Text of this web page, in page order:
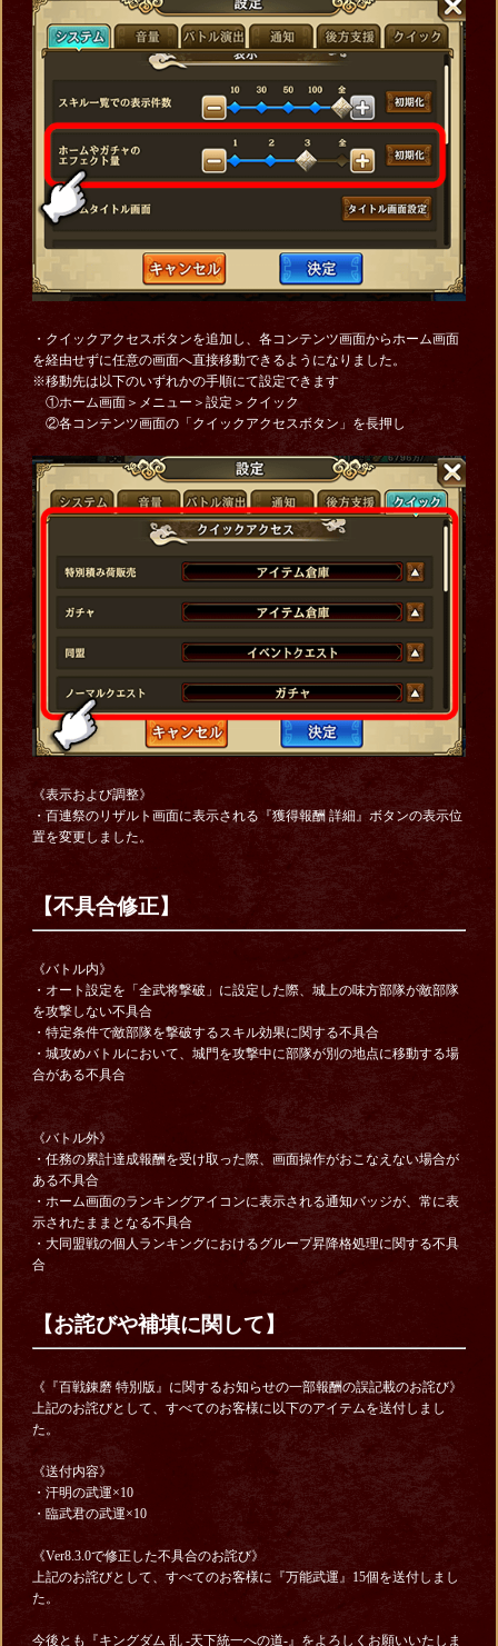
・クイックアクセスボタンを追加し、各コンテンツ画面からホーム画面
を経由せずに任意の画面へ直接移動できるようになりました。
※移動先は以下のいずれかの手順にて設定できます
①ホーム画面＞メニュー＞設定＞クイック
②各コンテンツ画面の「クイックアクセスボタン」を長押し
《表示および調整》
・百連祭のリザルト画面に表示される『獲得報酬 詳細』ボタンの表示位
置を変更しました。
【不具合修正】
《バトル内》
・オート設定を「全武将撃破」に設定した際、城上の味方部隊が敵部隊
を攻撃しない不具合
・特定条件で敵部隊を撃破するスキル効果に関する不具合
・城攻めバトルにおいて、城門を攻撃中に部隊が別の地点に移動する場
合がある不具合
《バトル外》
・任務の累計達成報酬を受け取った際、画面操作がおこなえない場合が
ある不具合
・ホーム画面のランキングアイコンに表示される通知バッジが、常に表
示されたままとなる不具合
・大同盟戦の個人ランキングにおけるグループ昇降格処理に関する不具
合
【お詫びや補填に関して】
《『百戦錬磨 特別版』に関するお知らせの一部報酬の誤記載のお詫び》
上記のお詫びとして、すべてのお客様に以下のアイテムを送付しまし
た。
《送付内容》
・汗明の武運×10
・臨武君の武運×10
《Ver8.3.0で修正した不具合のお詫び》
上記のお詫びとして、すべてのお客様に『万能武運』15個を送付しまし
た。
今後とも『キングダム 乱 -天下統一への道-』をよろしくお願いいたしま